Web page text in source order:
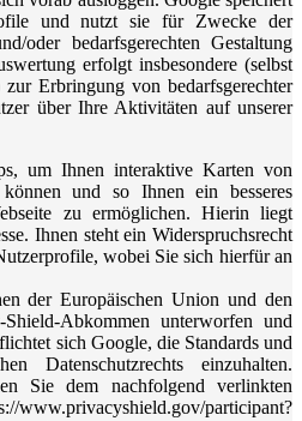
und nutzt sie für Zwecke der
oder bedarfsgerechten Gestaltung
erfolgt insbesondere (selbst
Erbringung von bedarfsgerechter
über Ihre Aktivitäten auf unserer
um Ihnen interaktive Karten von
und so Ihnen ein besseres
zu ermöglichen. Hierin liegt
Ihnen steht ein Widerspruchsrecht
wobei Sie sich hierfür an
der Europäischen Union und den
Abkommen unterworfen und
sich Google, die Standards und
Datenschutzrechts einzuhalten.
Sie dem nachfolgend verlinkten
participant?